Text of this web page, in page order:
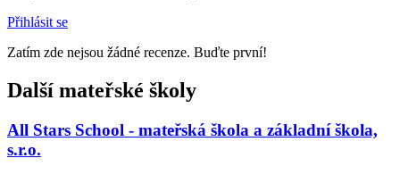
Přihlásit se
Zatím zde nejsou žádné recenze. Buďte první!
Další mateřské školy
All Stars School - mateřská škola a základní škola,
s.r.o.